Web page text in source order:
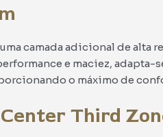
camada adicional de alta
e maciez, adapta-
o máximo de
Third